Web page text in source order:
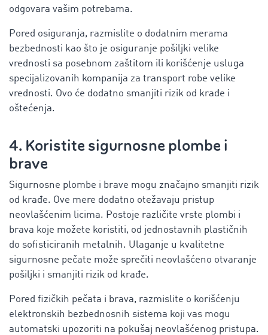
odgovara vašim potrebama.
Pored osiguranja, razmislite o dodatnim merama
bezbednosti kao što je osiguranje pošiljki velike
vrednosti sa posebnom zaštitom ili korišćenje usluga
specijalizovanih kompanija za transport robe velike
vrednosti. Ovo će dodatno smanjiti rizik od krađe i
oštećenja.
4. Koristite sigurnosne plombe i
brave
Sigurnosne plombe i brave mogu značajno smanjiti rizik
od krađe. Ove mere dodatno otežavaju pristup
neovlašćenim licima. Postoje različite vrste plombi i
brava koje možete koristiti, od jednostavnih plastičnih
do sofisticiranih metalnih. Ulaganje u kvalitetne
sigurnosne pečate može sprečiti neovlašćeno otvaranje
pošiljki i smanjiti rizik od krađe.
Pored fizičkih pečata i brava, razmislite o korišćenju
elektronskih bezbednosnih sistema koji vas mogu
automatski upozoriti na pokušaj neovlašćenog pristupa.